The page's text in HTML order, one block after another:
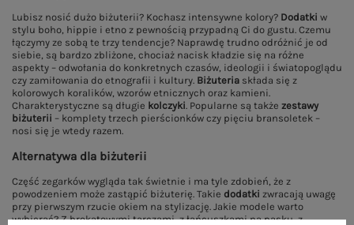
Lubisz nosić dużo biżuterii? Kochasz intensywne kolory? Dodatki w
stylu boho, hippie i etno z pewnością przypadną Ci do gustu. Czemu
łączymy ze sobą te trzy tendencje? Naprawdę trudno odróżnić je od
siebie, są bardzo zbliżone, chociaż nacisk kładzie się na różne
aspekty – odwołania do konkretnych czasów, ideologii i światopoglądu
czy zamiłowania do etnografii i kultury. Biżuteria składa się z
kolorowych koralików, wzorów etnicznych oraz kamieni.
Charakterystyczne są długie kolczyki. Popularne są także zestawy
biżuterii – komplety trzech pierścionków czy pięciu bransoletek –
nosi się je wtedy razem.
Alternatywa dla biżuterii
Część zegarków wygląda tak świetnie i ma tyle zdobień, że z
powodzeniem może zastąpić biżuterię. Takie dodatki zwracają uwagę
przy pierwszym rzucie okiem na stylizację. Jakie modele warto
wybierać? Z brokatowymi tarczami, z łańcuszkami na pasku, z